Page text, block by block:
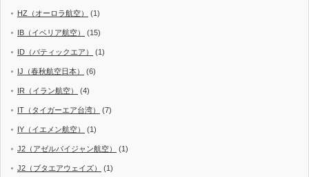
HZ（オーロラ航空） (1)
IB（イベリア航空） (15)
ID（バティックエア） (1)
IJ（春秋航空日本） (6)
IR（イラン航空） (4)
IT（タイガーエア台湾） (7)
IY（イエメン航空） (1)
J2（アゼルバイジャン航空） (1)
J2（ブタエアウェイズ） (1)